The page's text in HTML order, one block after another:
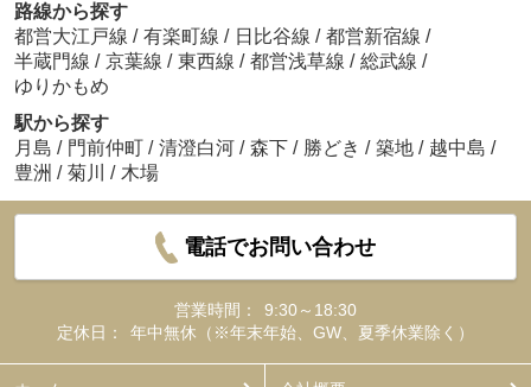
路線から探す
都営大江戸線 / 有楽町線 / 日比谷線 / 都営新宿線 /
半蔵門線 / 京葉線 / 東西線 / 都営浅草線 / 総武線 /
ゆりかもめ
駅から探す
月島 / 門前仲町 / 清澄白河 / 森下 / 勝どき / 築地 / 越中島 /
豊洲 / 菊川 / 木場
電話でお問い合わせ
営業時間：
9:30～18:30
定休日：
年中無休（※年末年始、GW、夏季休業除く）